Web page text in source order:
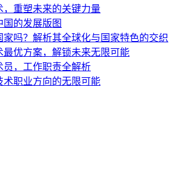
，重塑未来的关键力量
国的发展版图
家吗？解析其全球化与国家特色的交织
最优方案，解锁未来无限可能
员，工作职责全解析
术职业方向的无限可能